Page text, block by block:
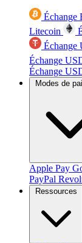
Échange
Litecoin
Échange
Échange
Échange
Modes de
Apple Pay
PayPal
Ressources